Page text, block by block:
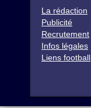
La rédaction
Publicité
Recrutement
Infos légales
Liens football